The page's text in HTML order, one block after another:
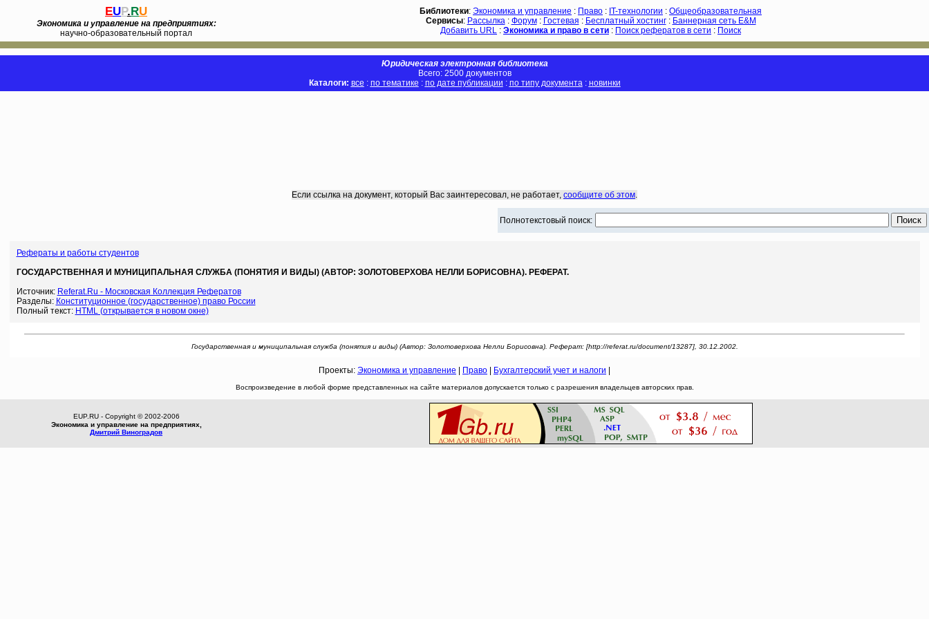
EUP.RU
Экономика и управление на предприятиях:
научно-образовательный портал
Библиотеки: Экономика и управление : Право : IT-технологии : Общеобразовательная
Сервисы: Рассылка: Форум: Гостевая : Бесплатный хостинг: Баннерная сеть E&M
Добавить URL : Экономика и право в сети : Поиск рефератов в сети : Поиск
Юридическая электронная библиотека
Всего: 2500 документов
Каталоги: все : по тематике : по дате публикации : по типу документа: новинки
Если ссылка на документ, который Вас заинтересовал, не работает, сообщите об этом.
Полнотекстовый поиск:
Рефераты и работы студентов
ГОСУДАРСТВЕННАЯ И МУНИЦИПАЛЬНАЯ СЛУЖБА (ПОНЯТИЯ И ВИДЫ) (АВТОР: ЗОЛОТОВЕРХОВА НЕЛЛИ БОРИСОВНА). РЕФЕРАТ.
Источник: Referat.Ru - Московская Коллекция Рефератов
Разделы: Конституционное (государственное) право России
Полный текст: HTML (открывается в новом окне)
Государственная и муниципальная служба (понятия и виды) (Автор: Золотоверхова Нелли Борисовна). Реферат: [http://referat.ru/document/13287], 30.12.2002.
Проекты: Экономика и управление Право Бухгалтерский учет и налоги
Воспроизведение в любой форме представленных на сайте материалов допускается только с разрешения владельцев авторских прав.
EUP.RU - Copyright © 2002-2006
Экономика и управление на предприятиях,
Дмитрий Виноградов